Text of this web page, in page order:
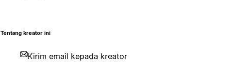
Tentang kreator ini
Kirim email kepada kreator